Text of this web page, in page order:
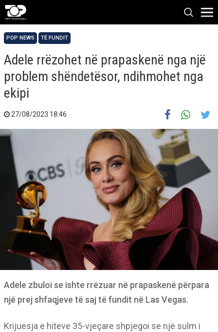
POP NEWS TË FUNDIT
Adele rrëzohet në prapaskenë nga një
problem shëndetësor, ndihmohet nga
ekipi
27/08/2023 18:46
Adele zbuloi se ishte rrëzuar në prapaskenë përpara
një prej shfaqjeve të saj të fundit në Las Vegas.
Krijuesja e hiteve 35-vjeçare shpjegoi se një sulm i